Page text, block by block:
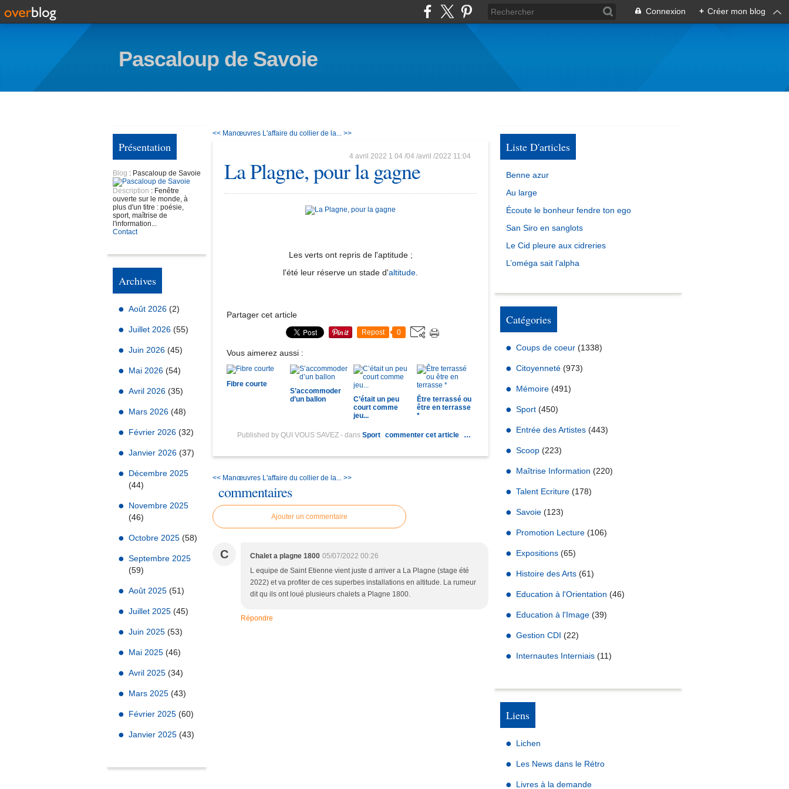
Connexion + Créer mon blog
Pascaloup de Savoie
Présentation
Blog : Pascaloup de Savoie
Description : Fenêtre
ouverte sur le monde, à
plus d'un titre : poésie,
sport, maîtrise de
l'information...
Contact
Archives
Août 2026 (2)
Juillet 2026 (55)
Juin 2026 (45)
Mai 2026 (54)
Avril 2026 (35)
Mars 2026 (48)
Février 2026 (32)
Janvier 2026 (37)
Décembre 2025
(44)
Novembre 2025
(46)
Octobre 2025 (58)
Septembre 2025
(59)
Août 2025 (51)
Juillet 2025 (45)
Juin 2025 (53)
Mai 2025 (46)
Avril 2025 (34)
Mars 2025 (43)
Février 2025 (60)
Janvier 2025 (43)
<< Manœuvres L'affaire du collier de la... >>
4 avril 2022 1 04 /04 /avril /2022 11:04
La Plagne, pour la gagne
Les verts ont repris de l'aptitude ;
l'été leur réserve un stade d'altitude
Partager cet article
Repost 0
Vous aimerez aussi :
Fibre courte
S’accommoder
d’un ballon
C’était un peu
court comme
jeu...
Être terrassé ou
être en terrasse
*
Published by QUI VOUS SAVEZ - dans Sport commenter cet article …
<< Manœuvres L'affaire du collier de la... >>
commentaires
Ajouter un commentaire
C Chalet a plagne 1800 05/07/2022 00:26
L equipe de Saint Etienne vient juste d arriver a La Plagne (stage été
2022) et va profiter de ces superbes installations en altitude. La rumeur
dit qu ils ont loué plusieurs chalets a Plagne 1800.
Répondre
Liste D'articles
Benne azur
Au large
Écoute le bonheur fendre ton ego
San Siro en sanglots
Le Cid pleure aux cidreries
L’oméga sait l’alpha
Catégories
Coups de coeur (1338)
Citoyenneté (973)
Mémoire (491)
Sport (450)
Entrée des Artistes (443)
Scoop (223)
Maîtrise Information (220)
Talent Ecriture (178)
Savoie (123)
Promotion Lecture (106)
Expositions (65)
Histoire des Arts (61)
Education à l'Orientation (46)
Education à l'Image (39)
Gestion CDI (22)
Internautes Interniais (11)
Liens
Lichen
Les News dans le Rétro
Livres à la demande